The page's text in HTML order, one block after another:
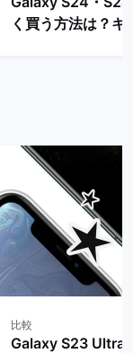
く買う方法は？キ
比較
Galaxy S23 Ultra